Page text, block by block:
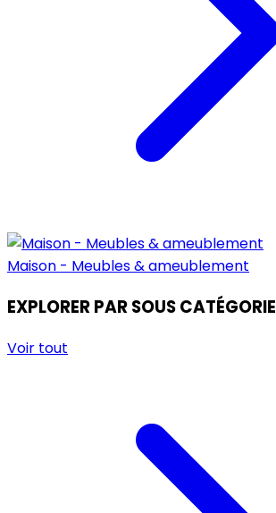
Maison - Meubles & ameublement
EXPLORER PAR SOUS CATÉGORIE
Voir tout